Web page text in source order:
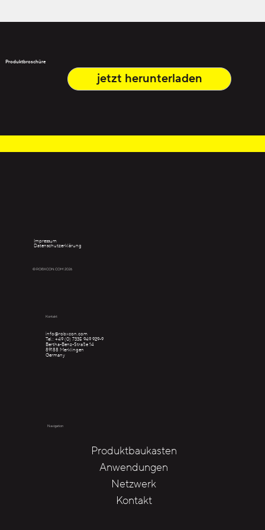
Produktbroschüre
jetzt herunterladen
Impressum
Datenschutzerklärung
© ROBXCON.COM 2026
Kontakt
info@robxcon.com
Tel.: +49 (0) 7335 949 929-9
Bertha-Benz-Straße 14
89188 Merklingen
Germany
Navigation
Produktbaukasten
Anwendungen
Netzwerk
Kontakt